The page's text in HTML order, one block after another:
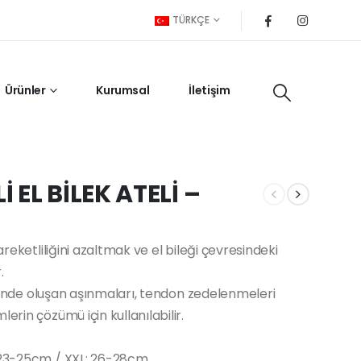
TÜRKÇE
Ürünler Kurumsal İletişim
EL BİLEK ATELİ –
azaltmak ve el bileği çevresindeki
oluşan aşınmaları, tendon zedelenmeleri
çözümü için kullanılabilir.